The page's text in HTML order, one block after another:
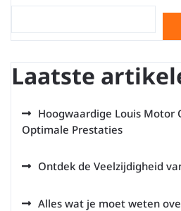
Laatste
Hoogwaardige Louis Motor
Optimale Prestaties
Ontdek de Veelzijdigheid
Alles wat je moet weten